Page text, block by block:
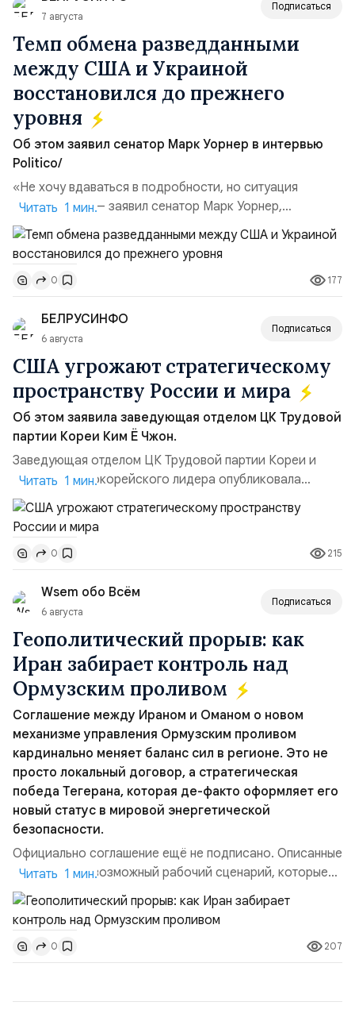
7 августа
Подписаться
Темп обмена разведданными
между США и Украиной
восстановился до прежнего
уровня
Об этом заявил сенатор Марк Уорнер в интервью
Politico/
«Не хочу вдаваться в подробности, но ситуация
улучшилась», — заявил сенатор Марк Уорнер,
высокопоставленный член комитета по разведке,
добавив, что использование Украиной беспилотников и
ракет большой дальности позволило ей наносить
удары вглубь российской территории и укрепило её
позиции.Сотрудничество со стороны США стало
ключом к позитивному пов...
Читать 1 мин.
0 177
БЕЛРУСИНФО
6 августа
Подписаться
США угрожают стратегическому
пространству России и мира
Об этом заявила заведующая отделом ЦК Трудовой
партии Кореи Ким Ё Чжон.
Заведующая отделом ЦК Трудовой партии Кореи и
сестра северокорейского лидера опубликовала
заявление для прессы в ответ на проведение Токио
совместных с флотом США запусков крылатых ракет
Томагавк.«Япония отбросила обманчивую видимость
„исключительно оборонительной страны“ и выносит
вопрос о собственном ядерном вооружении на
всеобщее обозрение, одновреме...
Читать 1 мин.
0 215
Wsem обо Всём
6 августа
Подписаться
Геополитический прорыв: как
Иран забирает контроль над
Ормузским проливом
Соглашение между Ираном и Оманом о новом
механизме управления Ормузским проливом
кардинально меняет баланс сил в регионе. Это не
просто локальный договор, а стратегическая
победа Тегерана, которая де-факто оформляет его
новый статус в мировой энергетической
безопасности.
Официально соглашение ещё не подписано. Описанные
пункты — это возможный рабочий сценарий, которые
скорее всего будут реализованы.Разбираем ключевые
тезисы и последствия этого соглашения:. 1. Новые
доли контроля (75 на 25). Было: Ранее Иран и Оман
контролировали пролив на паритетных началах —
50/50. Стало: Новое соглашение закрепляет за
Читать 1 мин.
0 207